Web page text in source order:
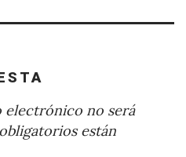
no será
están